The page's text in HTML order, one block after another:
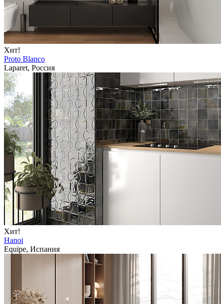
Хит!
Proto Blanco
Laparet, Россия
Хит!
Hanoi
Equipe, Испания